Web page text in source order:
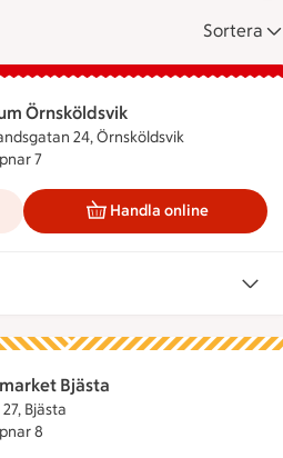
Sortera
Örnsköldsvik
24, Örnsköldsvik
Örnsköldsvik har stängt, öppnar
7
Handla online
Bjästa
Bjästa
Bjästa har stängt, öppnar
8